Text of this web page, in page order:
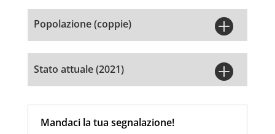
Popolazione (coppie) 
Stato attuale (2021) 
Mandaci la tua segnalazione!